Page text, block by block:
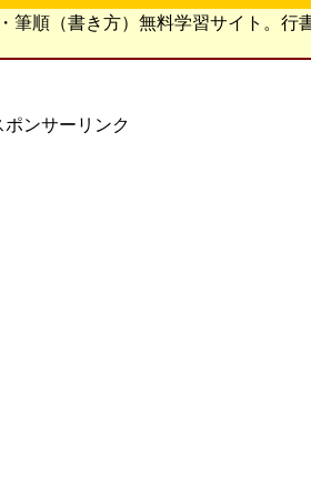
筆順（書き方）無料学習サイト。行
ポンサーリンク